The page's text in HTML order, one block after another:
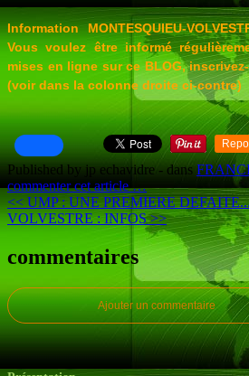
Information MONTESQUIEU-
Vous voulez être informé
mises en ligne sur ce BLOG,
(voir dans la colonne droite ci-contre)
Published by jp echavidre - dans
commenter cet article…
<< UMP : UNE PREMIERE
VOLVESTRE : INFOS >>
commentaires
Ajouter un commentaire